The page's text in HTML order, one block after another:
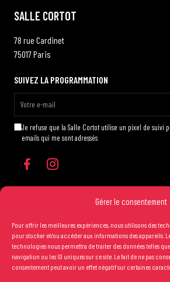
Gérer le consentement
Pour offrir les meilleures expériences, nous utilisons des
pour stocker et/ou accéder aux informations des appareils.
technologies nous permettra de traiter des données telles
navigation ou les ID uniques sur ce site. Le fait de ne pas
consentement peut avoir un effet négatif sur certaines
SALLE CORTOT
78 rue Cardinet
75017 Paris
SUIVEZ LA PROGRAMMATION
Je refuse que la Salle Cortot utilise un pixel de suivi
emails qui me sont adressés
Les conditions générales de vente
Mentions légales
Crédits